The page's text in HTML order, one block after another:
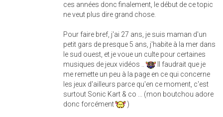
ces années donc finalement, le début de ce topic
ne veut plus dire grand chose.
Pour faire bref, j'ai 27 ans, je suis maman d'un
petit gars de presque 5 ans, j'habite à la mer dans
le sud ouest, et je voue un culte pour certaines
musiques de jeux vidéos ..
Il faudrait que je
me remette un peu à la page en ce qui concerne
les jeux d'ailleurs parce qu'en ce moment, c'est
surtout Sonic Kart & co ... (mon boutchou adore
donc forcément
)